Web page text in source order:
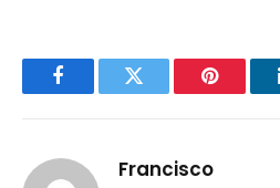
FacebookTwitter Pinterest
Francisco